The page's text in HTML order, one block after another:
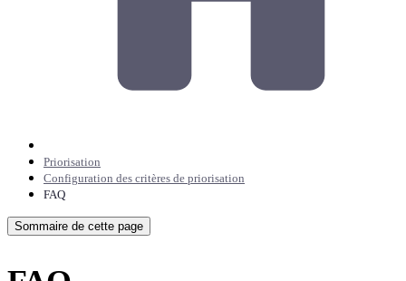
Priorisation
Configuration des critères de priorisation
FAQ
Sommaire de cette page